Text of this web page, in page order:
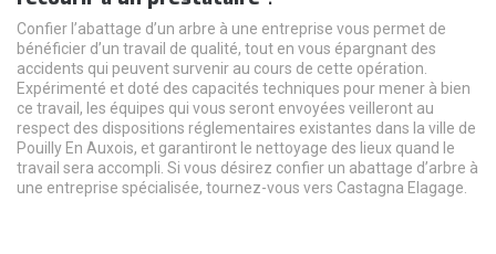
Confier l’abattage d’un arbre à une entreprise vous permet de
bénéficier d’un travail de qualité, tout en vous épargnant des
accidents qui peuvent survenir au cours de cette opération.
Expérimenté et doté des capacités techniques pour mener à bien
ce travail, les équipes qui vous seront envoyées veilleront au
respect des dispositions réglementaires existantes dans la ville de
Pouilly En Auxois, et garantiront le nettoyage des lieux quand le
travail sera accompli. Si vous désirez confier un abattage d’arbre à
une entreprise spécialisée, tournez-vous vers Castagna Elagage.